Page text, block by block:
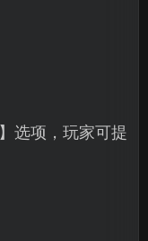
】选项，玩家可提